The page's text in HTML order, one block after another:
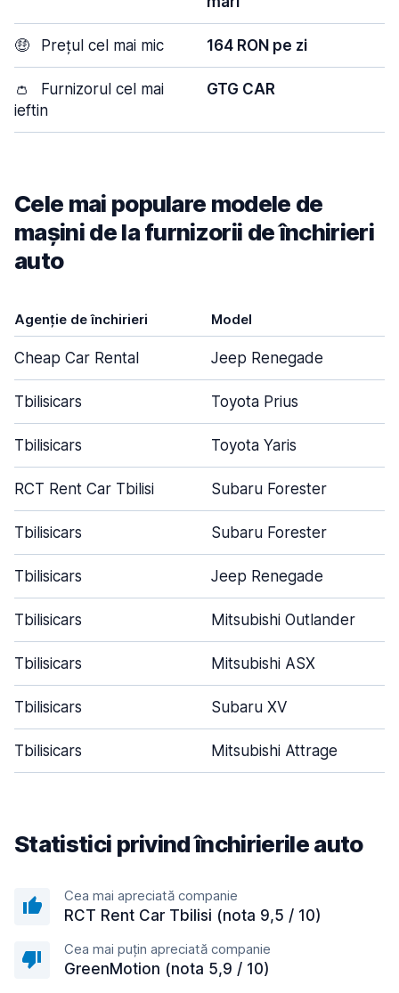
🤑 Prețul cel mai mic 164 RON pe zi
👛
Furnizorul cel mai
ieftin
GTG CAR
Cele mai populare modele de
mașini de la furnizorii de închirieri
auto
Agenție de închirieri Model
Cheap Car Rental Jeep Renegade
Tbilisicars Toyota Prius
Tbilisicars Toyota Yaris
RCT Rent Car Tbilisi Subaru Forester
Tbilisicars Subaru Forester
Tbilisicars Jeep Renegade
Tbilisicars Mitsubishi Outlander
Tbilisicars Mitsubishi ASX
Tbilisicars Subaru XV
Tbilisicars Mitsubishi Attrage
Statistici privind închirierile auto
Cea mai apreciată companie
RCT Rent Car Tbilisi (nota 9,5 / 10)
Cea mai puțin apreciată companie
GreenMotion (nota 5,9 / 10)